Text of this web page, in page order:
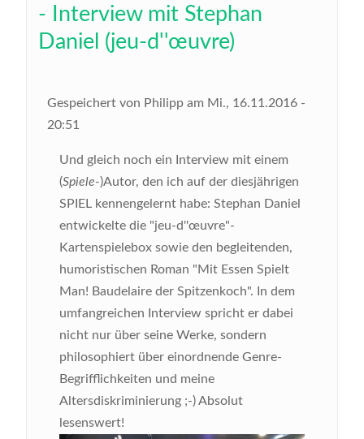
- Interview mit Stephan
Daniel (jeu-d''œuvre)
Gespeichert von Philipp am Mi., 16.11.2016 -
20:51
Und gleich noch ein Interview mit einem
(Spiele-)Autor, den ich auf der diesjährigen
SPIEL kennengelernt habe: Stephan Daniel
entwickelte die "jeu-d''œuvre"-
Kartenspielebox sowie den begleitenden,
humoristischen Roman "Mit Essen Spielt
Man! Baudelaire der Spitzenkoch". In dem
umfangreichen Interview spricht er dabei
nicht nur über seine Werke, sondern
philosophiert über einordnende Genre-
Begrifflichkeiten und meine
Altersdiskriminierung ;-) Absolut
lesenswert!